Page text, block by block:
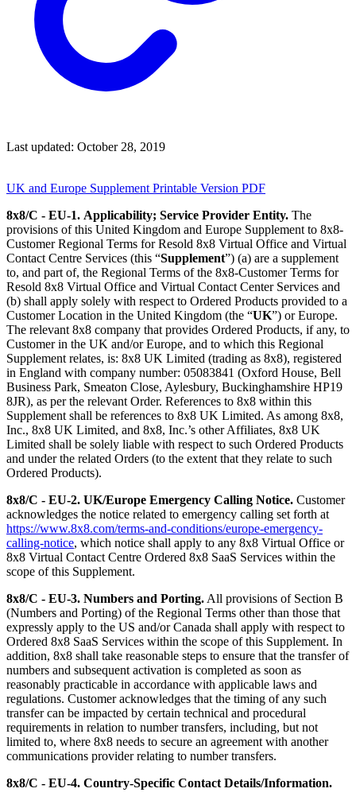
Last updated: October 28, 2019
UK and Europe Supplement Printable Version PDF
8x8/C - EU-1. Applicability; Service Provider Entity. The
provisions of this United Kingdom and Europe Supplement to 8x8-
Customer Regional Terms for Resold 8x8 Virtual Office and Virtual
Contact Centre Services (this “Supplement”) (a) are a supplement
to, and part of, the Regional Terms of the 8x8-Customer Terms for
Resold 8x8 Virtual Office and Virtual Contact Center Services and
(b) shall apply solely with respect to Ordered Products provided to a
Customer Location in the United Kingdom (the “UK”) or Europe.
The relevant 8x8 company that provides Ordered Products, if any, to
Customer in the UK and/or Europe, and to which this Regional
Supplement relates, is: 8x8 UK Limited (trading as 8x8), registered
in England with company number: 05083841 (Oxford House, Bell
Business Park, Smeaton Close, Aylesbury, Buckinghamshire HP19
8JR), as per the relevant Order. References to 8x8 within this
Supplement shall be references to 8x8 UK Limited. As among 8x8,
Inc., 8x8 UK Limited, and 8x8, Inc.’s other Affiliates, 8x8 UK
Limited shall be solely liable with respect to such Ordered Products
and under the related Orders (to the extent that they relate to such
Ordered Products).
8x8/C - EU-2. UK/Europe Emergency Calling Notice. Customer
acknowledges the notice related to emergency calling set forth at
https://www.8x8.com/terms-and-conditions/europe-emergency-
calling-notice, which notice shall apply to any 8x8 Virtual Office or
8x8 Virtual Contact Centre Ordered 8x8 SaaS Services within the
scope of this Supplement.
8x8/C - EU-3. Numbers and Porting. All provisions of Section B
(Numbers and Porting) of the Regional Terms other than those that
expressly apply to the US and/or Canada shall apply with respect to
Ordered 8x8 SaaS Services within the scope of this Supplement. In
addition, 8x8 shall take reasonable steps to ensure that the transfer of
numbers and subsequent activation is completed as soon as
reasonably practicable in accordance with applicable laws and
regulations. Customer acknowledges that the timing of any such
transfer can be impacted by certain technical and procedural
requirements in relation to number transfers, including, but not
limited to, where 8x8 needs to secure an agreement with another
communications provider relating to number transfers.
8x8/C - EU-4. Country-Specific Contact Details/Information.